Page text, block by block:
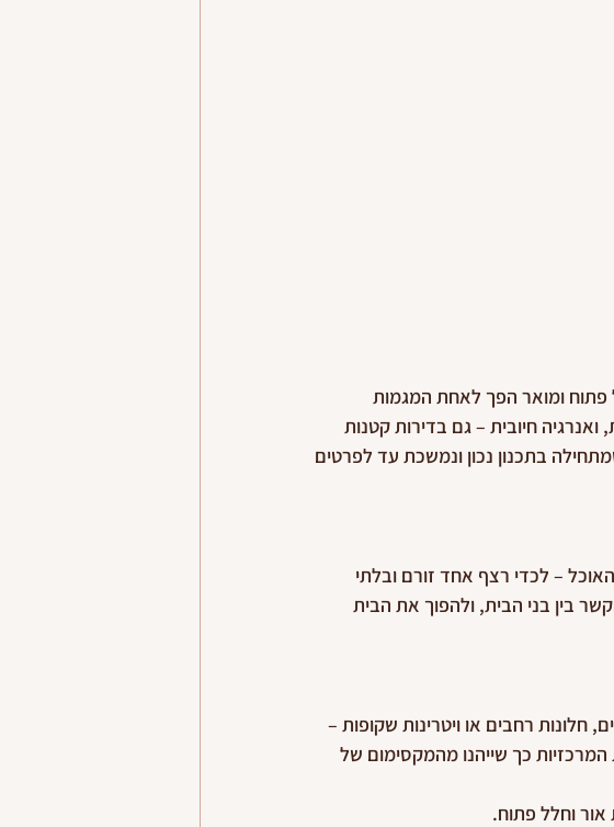
פתוח ומואר הפך לאחת המגמות
חיובית – גם בדירות קטנות
בתכנון נכון ונמשכת עד לפרטים
– לכדי רצף אחד זורם ובלתי
בין בני הבית, ולהפוך את הבית
חלונות רחבים או ויטרינות שקופות –
כך שייהנו מהמקסימום של
אור וחלל פתוח.